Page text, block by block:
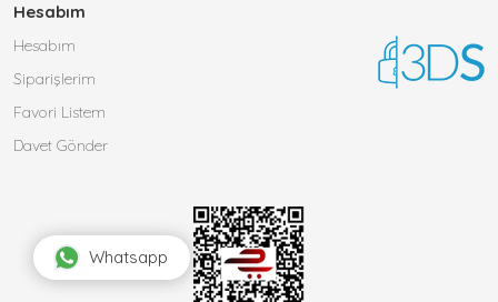
Hesabım
Hesabım
Siparişlerim
Favori Listem
Davet Gönder
Whatsapp